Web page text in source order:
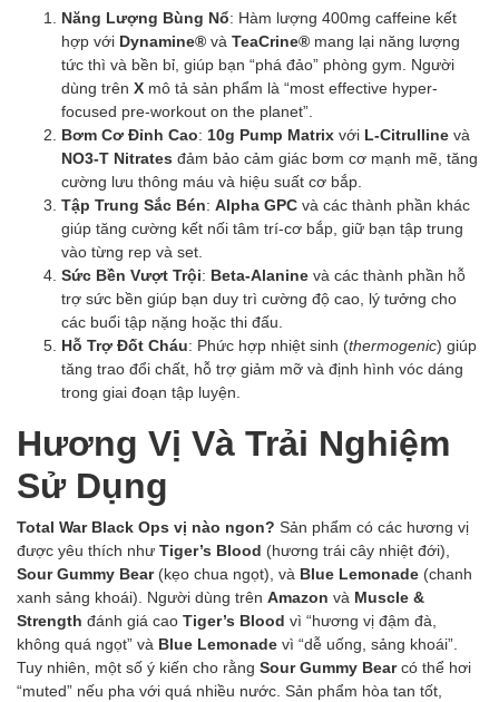
Năng Lượng Bùng Nổ: Hàm lượng 400mg caffeine kết
hợp với Dynamine® và TeaCrine® mang lại năng lượng
tức thì và bền bỉ, giúp bạn “phá đảo” phòng gym. Người
dùng trên X mô tả sản phẩm là “most effective hyper-
focused pre-workout on the planet”.
Bơm Cơ Đỉnh Cao: 10g Pump Matrix với L-Citrulline và
NO3-T Nitrates đảm bảo cảm giác bơm cơ mạnh mẽ, tăng
cường lưu thông máu và hiệu suất cơ bắp.
Tập Trung Sắc Bén: Alpha GPC và các thành phần khác
giúp tăng cường kết nối tâm trí-cơ bắp, giữ bạn tập trung
vào từng rep và set.
Sức Bền Vượt Trội: Beta-Alanine và các thành phần hỗ
trợ sức bền giúp bạn duy trì cường độ cao, lý tưởng cho
các buổi tập nặng hoặc thi đấu.
Hỗ Trợ Đốt Cháu: Phức hợp nhiệt sinh (thermogenic) giúp
tăng trao đổi chất, hỗ trợ giảm mỡ và định hình vóc dáng
trong giai đoạn tập luyện.
Hương Vị Và Trải Nghiệm
Sử Dụng
Total War Black Ops vị nào ngon? Sản phẩm có các hương vị
được yêu thích như Tiger’s Blood (hương trái cây nhiệt đới),
Sour Gummy Bear(kẹo chua ngọt), và Blue Lemonade (chanh
xanh sảng khoái). Người dùng trên Amazon và Muscle &
Strength đánh giá cao Tiger’s Blood vì “hương vị đậm đà,
không quá ngọt” và Blue Lemonade vì “dễ uống, sảng khoái”.
Tuy nhiên, một số ý kiến cho rằng Sour Gummy Bearcó thể hơi
“muted” nếu pha với quá nhiều nước. Sản phẩm hòa tan tốt,